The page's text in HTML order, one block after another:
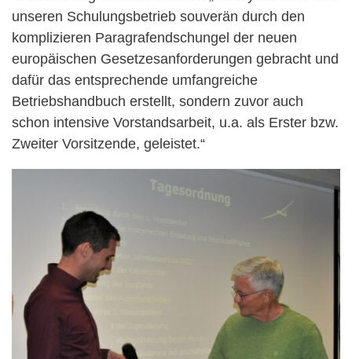
unseren Schulungsbetrieb souverän durch den
komplizieren Paragrafendschungel der neuen
europäischen Gesetzesanforderungen gebracht und
dafür das entsprechende umfangreiche
Betriebshandbuch erstellt, sondern zuvor auch
schon intensive Vorstandsarbeit, u.a. als Erster bzw.
Zweiter Vorsitzende, geleistet.“